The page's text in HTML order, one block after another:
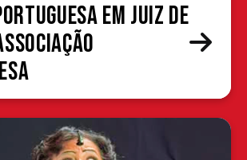
em Juiz de